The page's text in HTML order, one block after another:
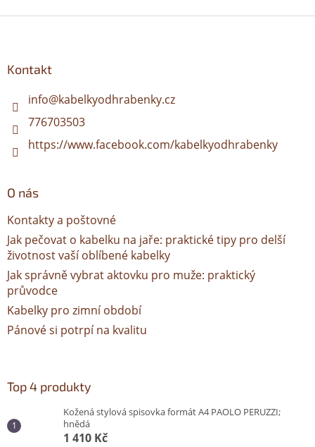
Kontakt
info@kabelkyodhrabenky.cz
776703503
https://www.facebook.com/kabelkyodhrabenky
O nás
Kontakty a poštovné
Jak pečovat o kabelku na jaře: praktické tipy pro delší
životnost vaší oblíbené kabelky
Jak správně vybrat aktovku pro muže: praktický
průvodce
Kabelky pro zimní období
Pánové si potrpí na kvalitu
Top 4 produkty
Kožená stylová spisovka formát A4 PAOLO PERUZZI;
hnědá
1 410 Kč